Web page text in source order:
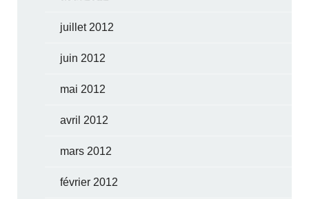
juillet 2012
juin 2012
mai 2012
avril 2012
mars 2012
février 2012